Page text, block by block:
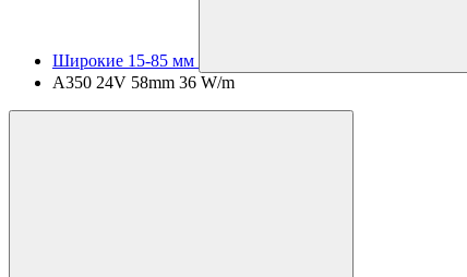
Широкие 15-85 мм
A350 24V 58mm 36 W/m